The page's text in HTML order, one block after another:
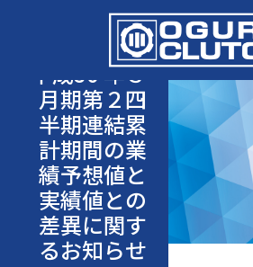
平成30 年３
月期第２四
半期連結累
計期間の業
績予想値と
実績値との
差異に関す
るお知らせ